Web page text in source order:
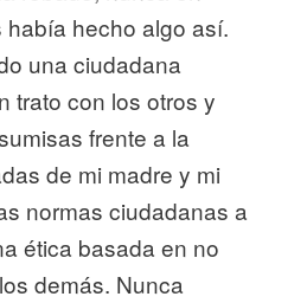
hecho algo así.
una ciudadana
trato con los otros y
frente a la
de mi madre y mi
normas ciudadanas a
ética basada en no
demás. Nunca